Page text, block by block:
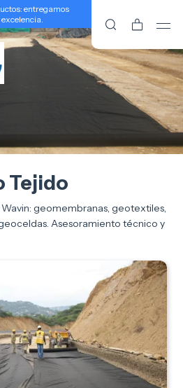
entregamos
Tejido
geomembranas, geotextiles,
Asesoramiento técnico y